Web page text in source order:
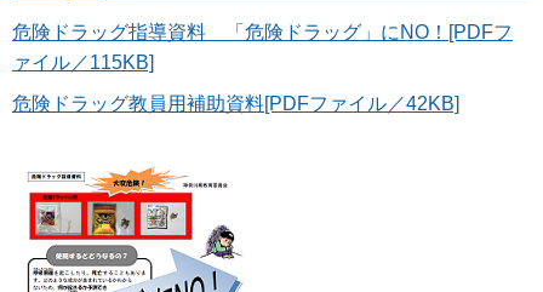
危険ドラッグ指導資料 「危険ドラッグ」にNO！[PDFフ
ァイル／115KB]
危険ドラッグ教員用補助資料[PDFファイル／42KB]